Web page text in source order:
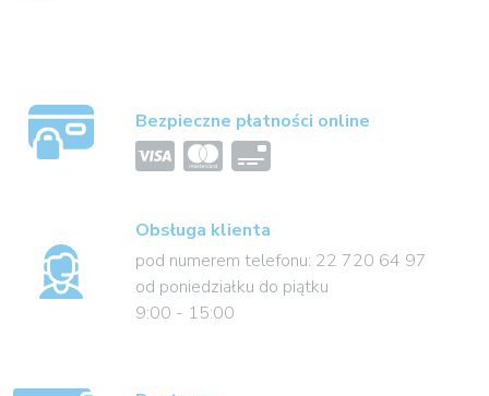
Bezpieczne płatności online
Obsługa klienta
pod numerem telefonu: 22 720 64 97
od poniedziałku do piątku
9:00 - 15:00